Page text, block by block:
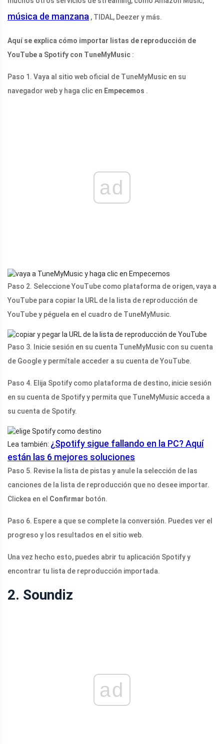
música de manzana , TIDAL, Deezer y más.
Aquí se explica cómo importar listas de reproducción de
YouTube a Spotify con TuneMyMusic :
Paso 1. Vaya al sitio web oficial de TuneMyMusic en su
navegador web y haga clic en Empecemos .
ad
Paso 2. Seleccione YouTube como plataforma de origen, vaya a
YouTube para copiar la URL de la lista de reproducción de
YouTube y péguela en el cuadro de TuneMyMusic.
Paso 3. Inicie sesión en su cuenta TuneMyMusic con su cuenta
de Google y permítale acceder a su cuenta de YouTube.
Paso 4. Elija Spotify como plataforma de destino, inicie sesión
en su cuenta de Spotify y permita que TuneMyMusic acceda a
su cuenta de Spotify.
Lea también: ¿Spotify sigue fallando en la PC? Aquí
están las 6 mejores soluciones
Paso 5. Revise la lista de pistas y anule la selección de las
canciones de la lista de reproducción que no desee importar.
Clickea en el Confirmar botón.
Paso 6. Espere a que se complete la conversión. Puedes ver el
progreso y los resultados en el sitio web.
Una vez hecho esto, puedes abrir tu aplicación Spotify y
encontrar tu lista de reproducción importada.
2. Soundiz
ad